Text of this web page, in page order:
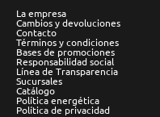
La empresa
Cambios y devoluciones
Contacto
Términos y condiciones
Bases de promociones
Responsabilidad social
Línea de Transparencia
Sucursales
Catálogo
Política energética
Política de privacidad